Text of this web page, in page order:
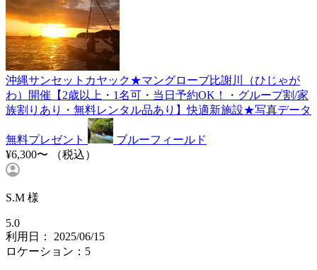
沖縄サンセットカヤック★マングローブ比謝川（ひじゃが
わ）開催【2歳以上・1名可・当日予約OK！・グループ割/家
族割りあり・無料レンタル品あり】快適新施設★写真データ
無料プレゼント
ブルーフィールド
¥6,300〜
（税込）
S.M 様
5.0
利用日： 2025/06/15
ロケーション：5